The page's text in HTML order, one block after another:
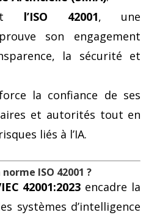
l’ISO 42001, une
son engagement
la sécurité et
la confiance de ses
et autorités tout en
liés à l’IA.
ISO 42001 ?
42001:2023 encadre la
systèmes d’intelligence